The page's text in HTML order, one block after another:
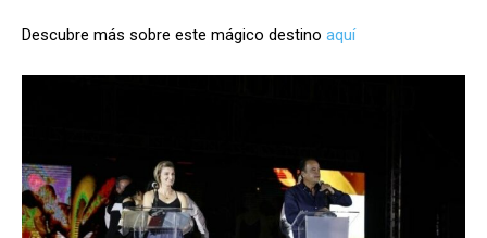
Descubre más sobre este mágico destino aquí